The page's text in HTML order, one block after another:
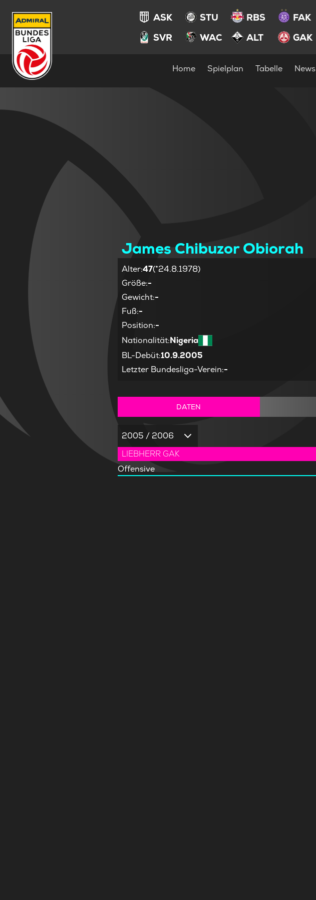
ASK STU RBS FAK
SVR
WAC ALT GAK
Home Spielplan Tabelle News
James Chibuzor Obiorah
Alter:47(*24.8.1978)
Größe:-
Gewicht:-
Fuß:-
Position:-
Nationalität:Nigeria
BL-Debüt:10.9.2005
Letzter Bundesliga-Verein:-
DATEN
2005 / 2006
LIEBHERR GAK
Offensive